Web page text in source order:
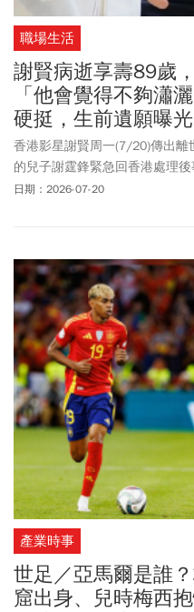
職場生活
謝賢病逝享壽89歲
「他會覺得不夠瀟
硬挺，生前遺願曝光
香港影星謝賢周一(7/20)傳出
的兒子謝霆鋒緊急回香港處理
回來送父親最後一程。謝霆鋒
儀式。
日期：2026-07-20
產業時事
世足／亞馬爾是誰
窟出身、兒時梅西